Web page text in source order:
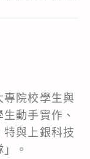
專院校學生與
動手實作、
特與上銀科技
。